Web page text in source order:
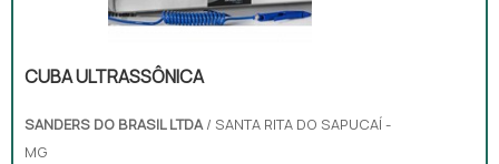
CUBA ULTRASSÔNICA
SANDERS DO BRASIL LTDA/ SANTA RITA DO SAPUCAÍ -
MG